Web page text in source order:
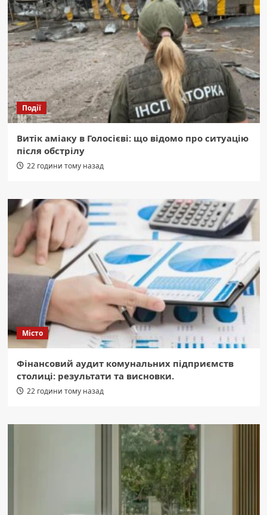
Події
Витік аміаку в Голосієві: що відомо про ситуацію
після обстрілу
22 години тому назад
Місто
Фінансовий аудит комунальних підприємств
столиці: результати та висновки.
22 години тому назад